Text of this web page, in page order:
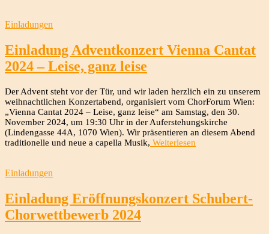
Einladungen
Einladung Adventkonzert Vienna Cantat
2024 – Leise, ganz leise
Der Advent steht vor der Tür, und wir laden herzlich ein zu unserem
weihnachtlichen Konzertabend, organisiert vom ChorForum Wien:
„Vienna Cantat 2024 – Leise, ganz leise“ am Samstag, den 30.
November 2024, um 19:30 Uhr in der Auferstehungskirche
(Lindengasse 44A, 1070 Wien). Wir präsentieren an diesem Abend
traditionelle und neue a capella Musik, Weiterlesen
Einladungen
Einladung Eröffnungskonzert Schubert-
Chorwettbewerb 2024